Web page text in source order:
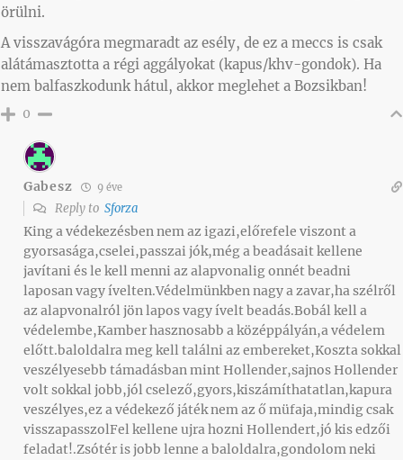
örülni.
A visszavágóra megmaradt az esély, de ez a meccs is csak
alátámasztotta a régi aggályokat (kapus/khv-gondok). Ha
nem balfaszkodunk hátul, akkor meglehet a Bozsikban!
0
Gabesz 9 éve
Reply to Sforza
King a védekezésben nem az igazi,előrefele viszont a
gyorsasága,cselei,passzai jók,még a beadásait kellene
javítani és le kell menni az alapvonalig onnét beadni
laposan vagy ívelten.Védelmünkben nagy a zavar,ha szélről
az alapvonalról jön lapos vagy ívelt beadás.Bobál kell a
védelembe,Kamber hasznosabb a középpályán,a védelem
előtt.baloldalra meg kell találni az embereket,Koszta sokkal
veszélyesebb támadásban mint Hollender,sajnos Hollender
volt sokkal jobb,jól cselező,gyors,kiszámíthatatlan,kapura
veszélyes,ez a védekező játék nem az ő müfaja,mindig csak
visszapasszolFel kellene ujra hozni Hollendert,jó kis edzői
feladat!.Zsótér is jobb lenne a baloldalra,gondolom neki